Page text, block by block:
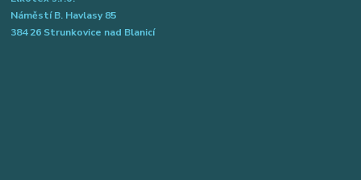
Náměstí B. Havlasy 85
384 26 Strunkovice nad Blanicí